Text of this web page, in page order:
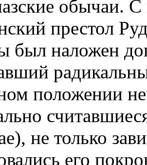
обычаи.
престол
был наложен
положении
не только
его